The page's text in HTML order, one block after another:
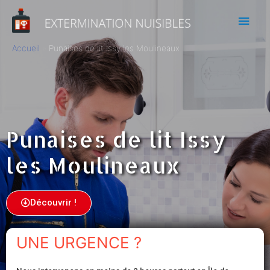
Accueil Punaises de lit Issy les Moulineaux
Punaises de lit Issy
les Moulineaux
Découvrir !
UNE URGENCE ?